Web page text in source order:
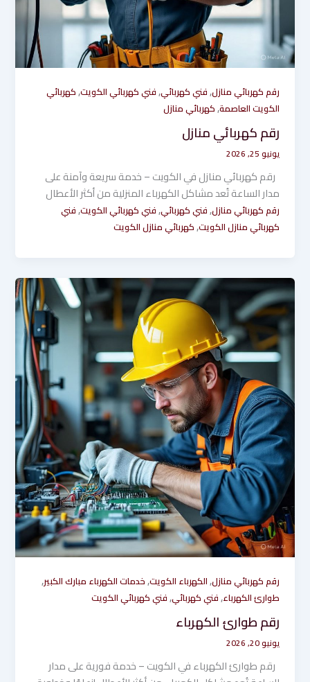
رقم كهربائي منازل,فني كهربائي,فني كهربائي الكويت,كهربائي
الكويت العاصمة,كهربائي منازل
رقم كهربائي منازل
يونيو 25, 2026
رقم كهربائي منازل في الكويت – خدمة سريعة وآمنة على
مدار الساعة تُعد مشاكل الكهرباء المنزلية من أكثر الأعطال
رقم كهربائي منازل,فني كهربائي,فني كهربائي الكويت,فني
كهربائي منازل الكويت,كهربائي منازل الكويت
رقم كهربائي منازل,الكهرباء الكويت,خدمات الكهرباء مبارك الكبير,
طوارئ الكهرباء,فني كهربائي,فني كهربائي الكويت
رقم طوارئ الكهرباء
يونيو 20, 2026
رقم طوارئ الكهرباء في الكويت – خدمة فورية على مدار